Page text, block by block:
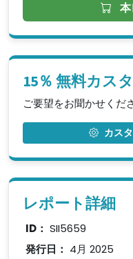
15％ 無料カス
ご要望をお聞かせくだ
カス
レポート詳細
ID： SII5659
発行日： 4月 2025